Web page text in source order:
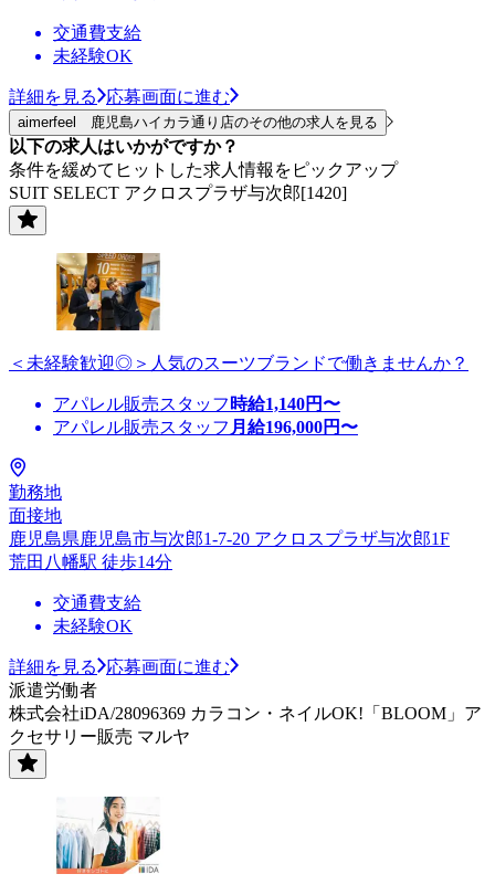
交通費支給
未経験OK
詳細を見る 応募画面に進む
aimerfeel 鹿児島ハイカラ通り店のその他の求人を見る
以下の求人はいかがですか？
条件を緩めてヒットした求人情報をピックアップ
SUIT SELECT アクロスプラザ与次郎[1420]
＜未経験歓迎◎＞人気のスーツブランドで働きませんか？
アパレル販売スタッフ 時給1,140円〜
アパレル販売スタッフ 月給196,000円〜
勤務地
面接地
鹿児島県鹿児島市与次郎1-7-20 アクロスプラザ与次郎1F
荒田八幡駅 徒歩14分
交通費支給
未経験OK
詳細を見る
応募画面に進む
派遣労働者
株式会社iDA/28096369 カラコン・ネイルOK!「BLOOM」ア
クセサリー販売 マルヤ